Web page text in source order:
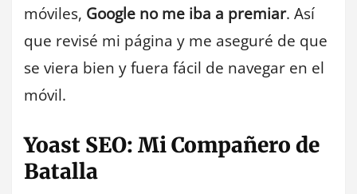
móviles, Google no me iba a premiar. Así
que revisé mi página y me aseguré de que
se viera bien y fuera fácil de navegar en el
móvil.
Yoast SEO: Mi Compañero de
Batalla